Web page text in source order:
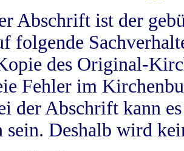
Abschrift ist der
folgende
des Original-
Fehler im
der Abschrift kann
sein. Deshalb wird